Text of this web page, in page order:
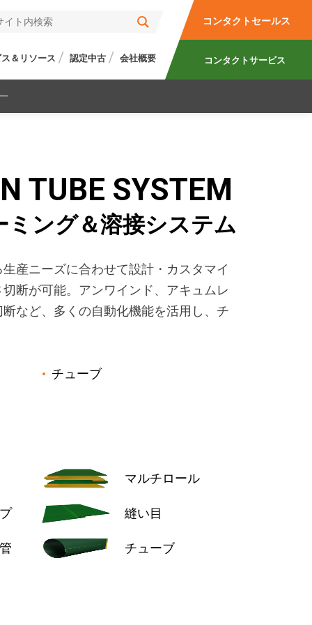
＆リソース 認定中古 会社概要
コンタクトセールス
コンタクトサービス
TUBE SYSTEM
ミング＆溶接システム
産ニーズに合わせて設計・カスタマイ
断が可能。アンワインド、アキュムレ
など、多くの自動化機能を活用し、チ
チューブ
マルチロール
縫い目
チューブ